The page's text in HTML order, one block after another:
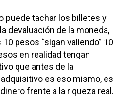
puede tachar los billetes y
devaluación de la moneda,
pesos “sigan valiendo” 10
en realidad tengan
que antes de la
es eso mismo, es
frente a la riqueza real.